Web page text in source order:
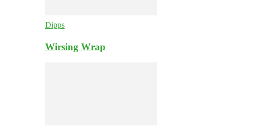
Dipps
Wirsing Wrap